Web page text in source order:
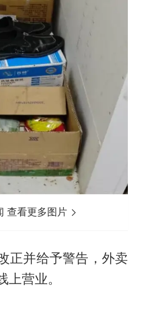
查看更多图片
正并给予警告，外卖
营业。